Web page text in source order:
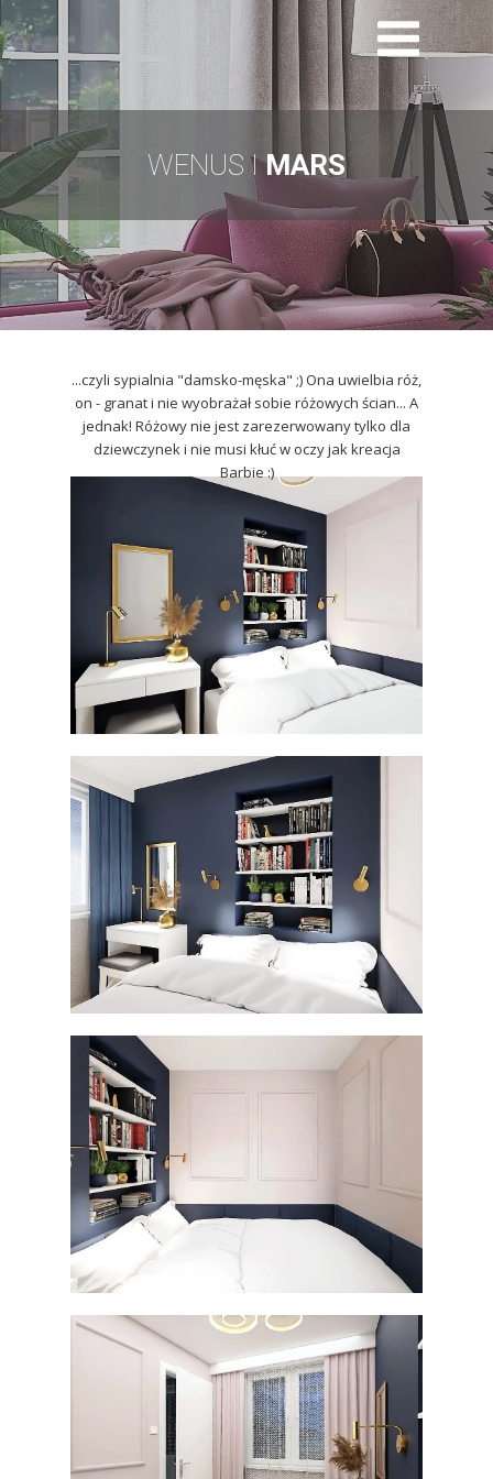
...czyli sypialnia "damsko-męska" ;) Ona uwielbia róż,
on - granat i nie wyobrażał sobie różowych ścian... A
jednak! Różowy nie jest zarezerwowany tylko dla
dziewczynek i nie musi kłuć w oczy jak kreacja
Barbie :)
WENUS IMARS